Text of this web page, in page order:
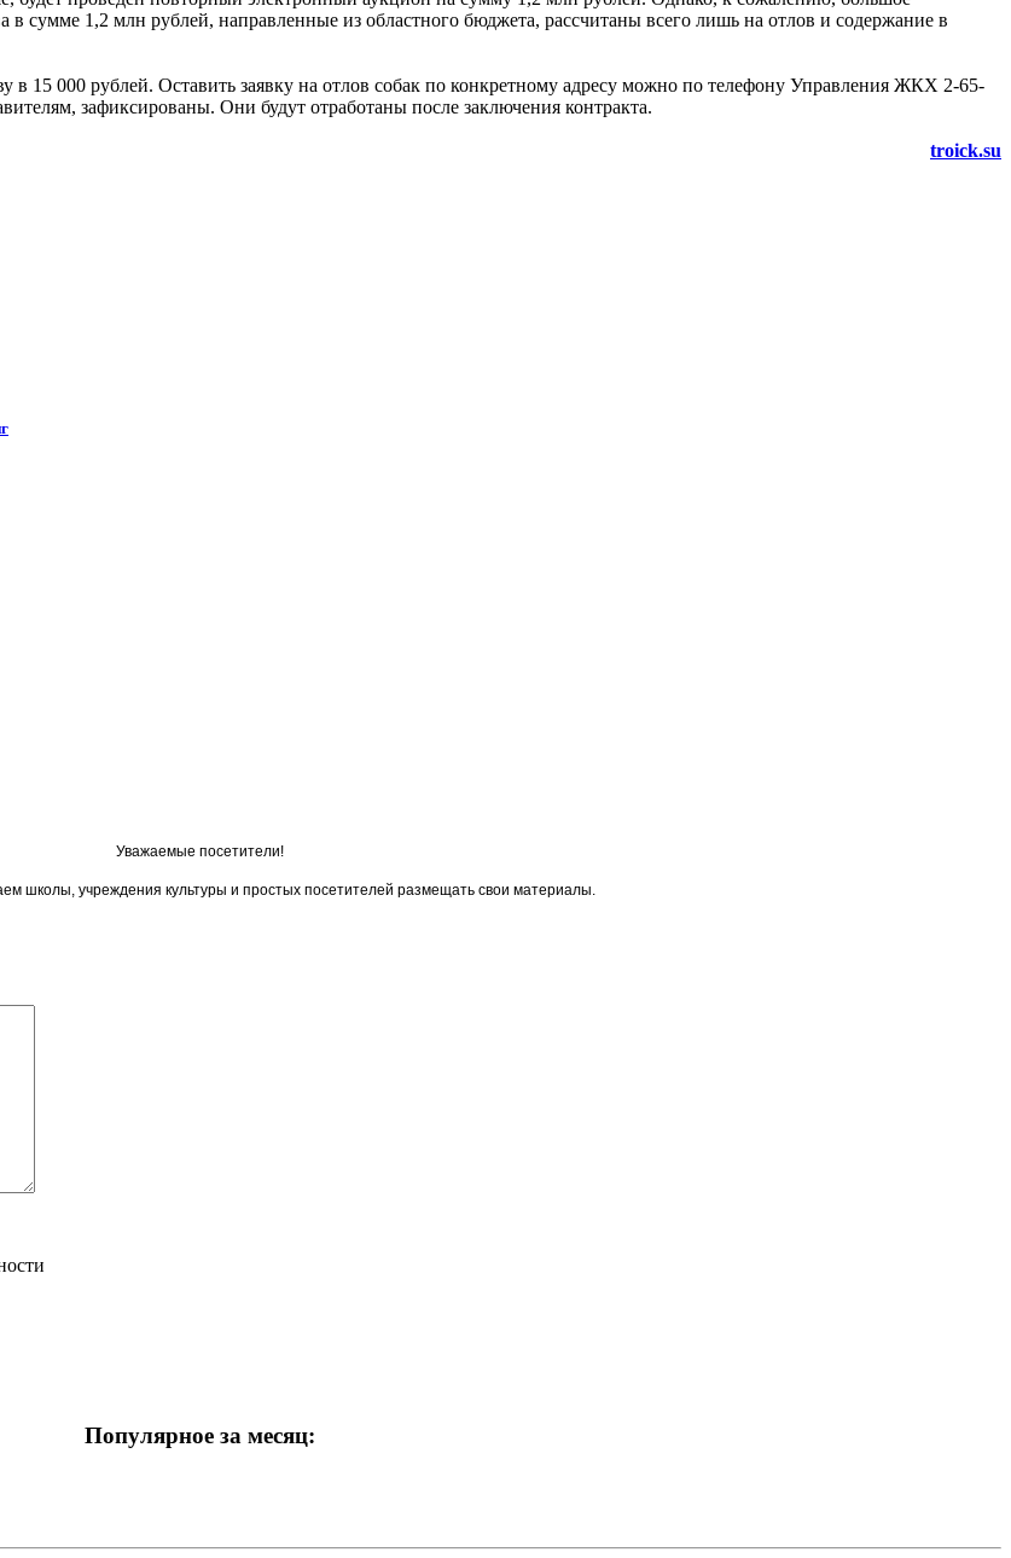
в сумме 1,2 млн рублей, направленные из областного бюджета, рассчитаны всего лишь на отлов и содержание в
в 15 000 рублей. Оставить заявку на отлов собак по конкретному адресу можно по телефону Управления ЖКХ 2-65-
зафиксированы. Они будут отработаны после заключения контракта.
troick.su
Уважаемые посетители!
школы, учреждения культуры и простых посетителей размещать свои материалы.
Популярное за месяц: